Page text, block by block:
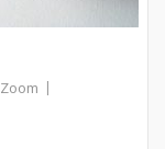
Zoom